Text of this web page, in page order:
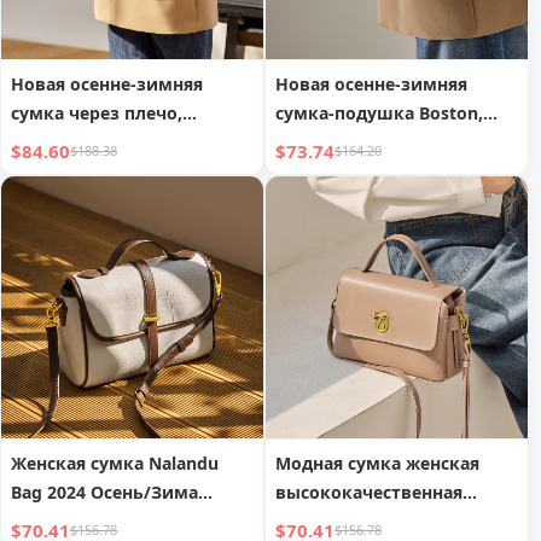
Новая осенне-зимняя
сумка через плечо,
женская сумка-тофу,
популярная
высококлассная одно
плечо, женская сумка из
натуральной кожи
$84.60$188.38
Новая осенне-зимняя
сумка-подушка Boston,
дамская сумка из
натуральной кожи,
женская сумка
$73.74$164.20
Женская сумка Nalandu
Bag 2024 Осень/Зима
Новая модная сумка из
$70.41$156.78
Модная сумка женская
высококачественная
диагональная сумка ins
$70.41$156.78